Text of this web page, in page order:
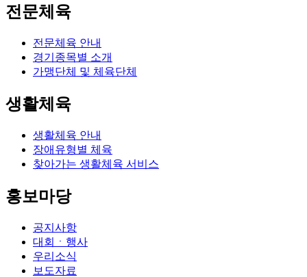
전문체육
전문체육 안내
경기종목별 소개
가맹단체 및 체육단체
생활체육
생활체육 안내
장애유형별 체육
찾아가는 생활체육 서비스
홍보마당
공지사항
대회ㆍ행사
우리소식
보도자료